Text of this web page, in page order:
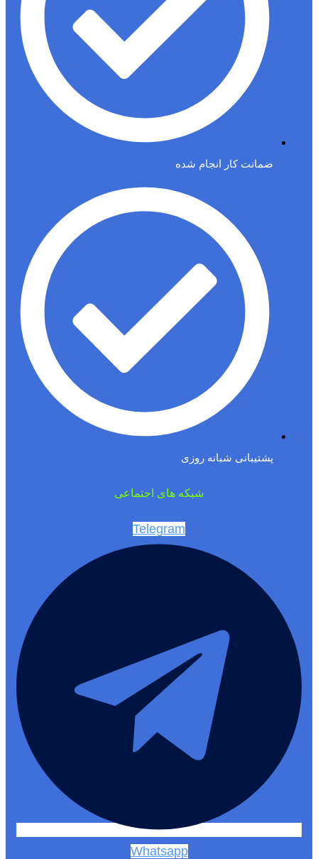
ضمانت کار انجام شده
پشتیبانی شبانه روزی
شبکه های اجتماعی
Telegram
Whatsapp